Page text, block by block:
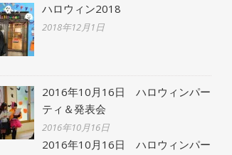
ハロウィン2018
2018年12月1日
2016年10月16日 ハロウィンパー
ティ＆発表会
2016年10月16日
2016年10月16日 ハロウィンパー